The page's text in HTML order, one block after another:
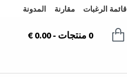
قائمة الرغبات مقارنة المدونة
0 منتجات - 0.00 €